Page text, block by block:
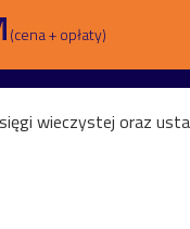
(cena + opłaty)
wieczystej oraz